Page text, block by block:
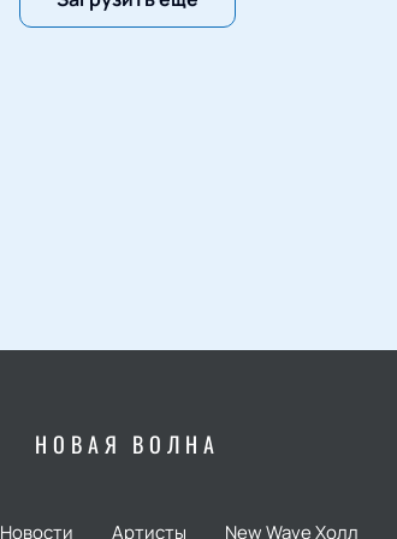
НОВАЯ ВОЛНА
Новости Артисты New Wave Холл